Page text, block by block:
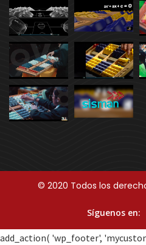
© 2020 Todos los
Síguenos en:
add_action( 'wp_footer',